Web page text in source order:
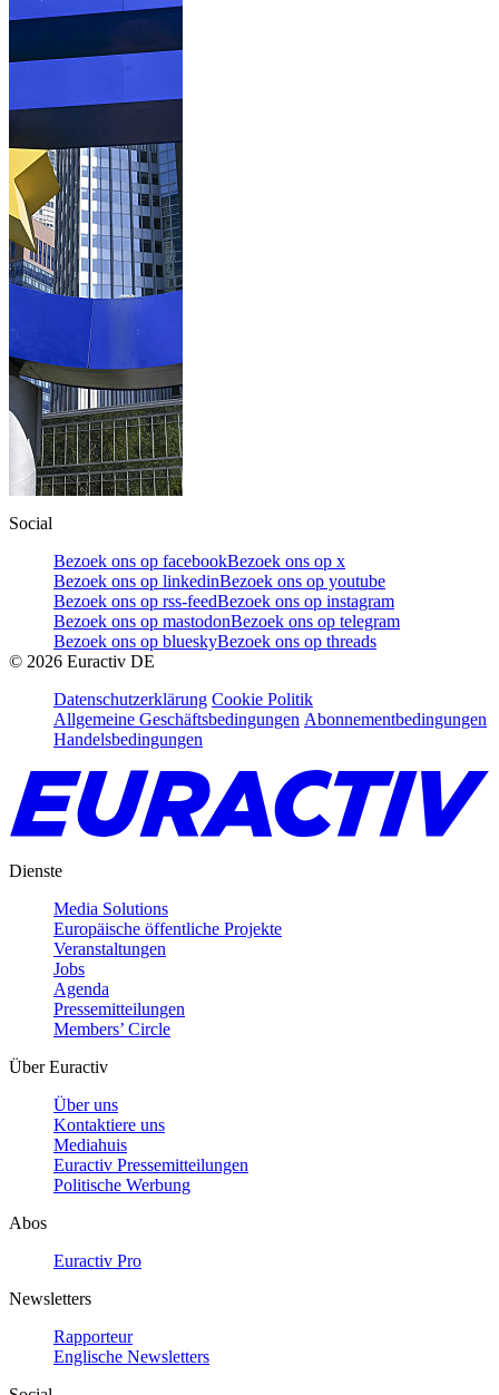
Social
Bezoek ons op facebookBezoek ons op x
Bezoek ons op linkedinBezoek ons op youtube
Bezoek ons op rss-feedBezoek ons op instagram
Bezoek ons op mastodonBezoek ons op telegram
Bezoek ons op blueskyBezoek ons op threads
© 2026 Euractiv DE
Datenschutzerklärung Cookie Politik
Allgemeine Geschäftsbedingungen Abonnementbedingungen
Handelsbedingungen
Dienste
Media Solutions
Europäische öffentliche Projekte
Veranstaltungen
Jobs
Agenda
Pressemitteilungen
Members’ Circle
Über Euractiv
Über uns
Kontaktiere uns
Mediahuis
Euractiv Pressemitteilungen
Politische Werbung
Abos
Euractiv Pro
Newsletters
Rapporteur
Englische Newsletters